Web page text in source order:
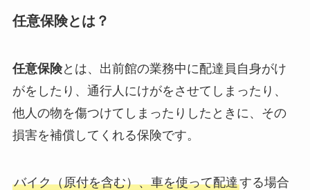
任意保険とは？
任意保険とは、出前館の業務中に配達員自身がけ
がをしたり、通行人にけがをさせてしまったり、
他人の物を傷つけてしまったりしたときに、その
損害を補償してくれる保険です。
バイク（原付を含む）、車を使って配達する場合